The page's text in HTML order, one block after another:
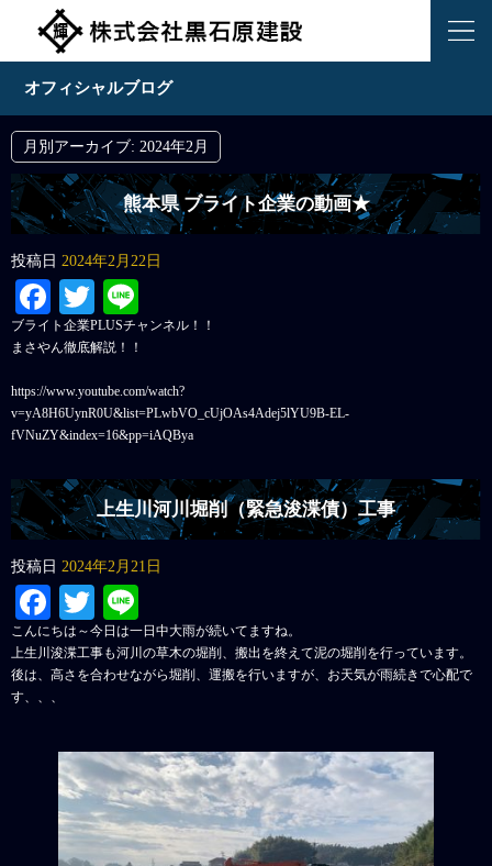
オフィシャルブログ
月別アーカイブ: 2024年2月
熊本県 ブライト企業の動画★
投稿日 2024年2月22日
Facebook
Twitter
ブライト企業PLUSチャンネル！！
まさやん徹底解説！！
https://www.youtube.com/watch?
v=yA8H6UynR0U&list=PLwbVO_cUjOAs4Adej5lYU9B-EL-
fVNuZY&index=16&pp=iAQBya
上生川河川堀削（緊急浚渫債）工事
投稿日 2024年2月21日
Facebook
Twitter
こんにちは～今日は一日中大雨が続いてますね。
上生川浚渫工事も河川の草木の堀削、搬出を終えて泥の堀削を行っています。
後は、高さを合わせながら堀削、運搬を行いますが、お天気が雨続きで心配で
す、、、